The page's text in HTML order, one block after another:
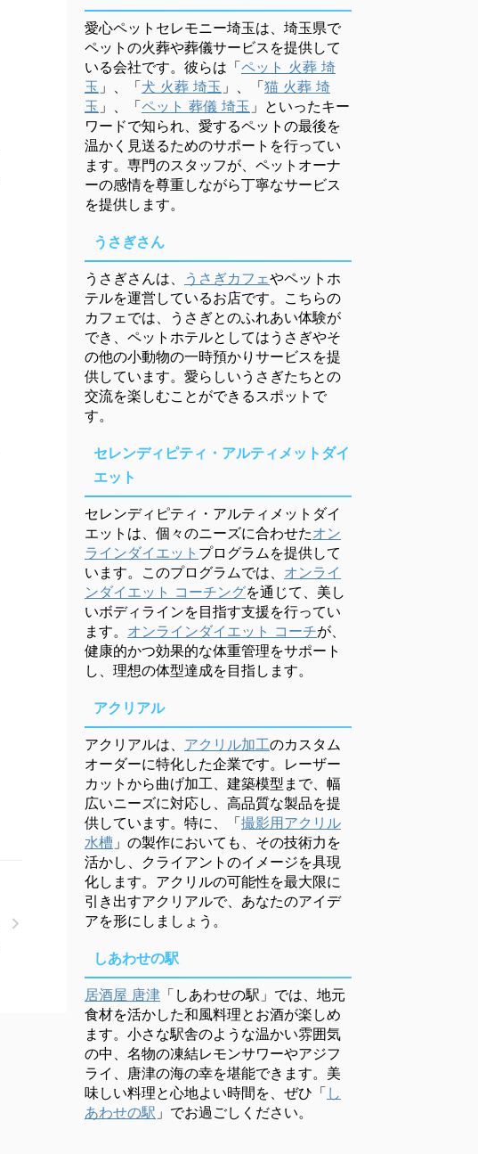
愛心ペットセレモニー埼玉は、埼玉県で
ペットの火葬や葬儀サービスを提供して
いる会社です。彼らは「ペット 火葬 埼
玉 」、「犬 火葬 埼玉 」、「猫 火葬 埼
玉 」、「ペット 葬儀 埼玉 」といったキー
ワードで知られ、愛するペットの最後を
温かく見送るためのサポートを行ってい
ます。専門のスタッフが、ペットオーナ
ーの感情を尊重しながら丁寧なサービス
を提供します。
うさぎさん
うさぎさんは、 うさぎカフェやペットホ
テルを運営しているお店です。こちらの
カフェでは、うさぎとのふれあい体験が
でき、ペットホテルとしてはうさぎやそ
の他の小動物の一時預かりサービスを提
供しています。愛らしいうさぎたちとの
交流を楽しむことができるスポットで
す。
セレンディピティ・アルティメットダイ
エット
セレンディピティ・アルティメットダイ
エットは、個々のニーズに合わせたオン
ラインダイエット プログラムを提供して
います。このプログラムでは、 オンライ
ンダイエット コーチングを通じて、美し
いボディラインを目指す支援を行ってい
ます。 オンラインダイエット コーチが、
健康的かつ効果的な体重管理をサポート
し、理想の体型達成を目指します。
アクリアル
アクリアルは、 アクリル加工のカスタム
オーダーに特化した企業です。レーザー
カットから曲げ加工、建築模型まで、幅
広いニーズに対応し、高品質な製品を提
供しています。特に、「撮影用アクリル
水槽 」の製作においても、その技術力を
活かし、クライアントのイメージを具現
化します。アクリルの可能性を最大限に
引き出すアクリアルで、あなたのアイデ
アを形にしましょう。
しあわせの駅
居酒屋 唐津 「しあわせの駅」では、地元
食材を活かした和風料理とお酒が楽しめ
ます。小さな駅舎のような温かい雰囲気
の中、名物の凍結レモンサワーやアジフ
ライ、唐津の海の幸を堪能できます。美
味しい料理と心地よい時間を、ぜひ「 し
あわせの駅 」でお過ごしください。